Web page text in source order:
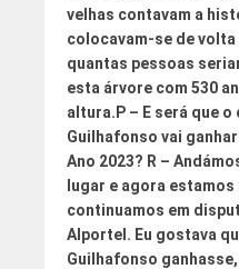
velhas contavam a
colocavam-se de volta
quantas pessoas
esta árvore com 530
altura.P – E será que
Guilhafonso vai
Ano 2023? R –
lugar e agora estamos
continuamos em
Alportel. Eu gostava
Guilhafonso